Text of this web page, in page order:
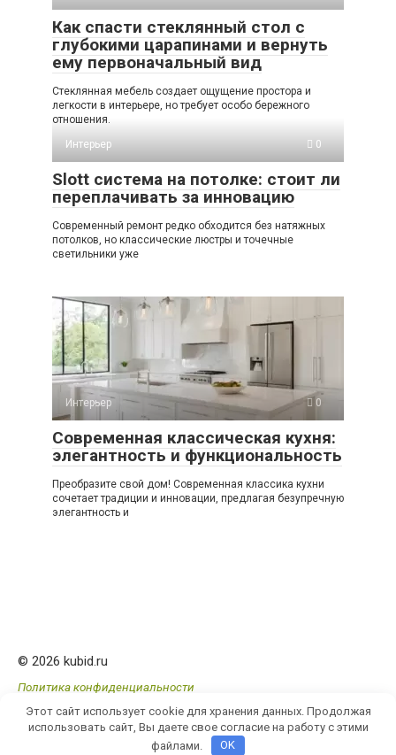
Как спасти стеклянный стол с
глубокими царапинами и вернуть
ему первоначальный вид
Стеклянная мебель создает ощущение простора и
легкости в интерьере, но требует особо бережного
отношения.
Интерьер
0
Slott система на потолке: стоит ли
переплачивать за инновацию
Современный ремонт редко обходится без натяжных
потолков, но классические люстры и точечные
светильники уже
Интерьер 0
Современная классическая кухня:
элегантность и функциональность
Преобразите свой дом! Современная классика кухни
сочетает традиции и инновации, предлагая безупречную
элегантность и
© 2026 kubid.ru
Политика конфиденциальности
Этот сайт использует cookie для хранения данных. Продолжая
использовать сайт, Вы даете свое согласие на работу с этими
файлами.
OK